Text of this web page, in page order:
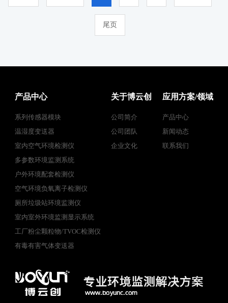
尾页
产品中心
系列传感器模块
温湿度变送器
室内空气环境检测仪
多参数环境监测系统
户外环境配套检测仪
空气环境负氧离子检测仪
厕所垃圾站环境监测仪
室内室外环境监测显示系统
工厂粉尘颗粒物/TVOC检测仪
有毒有害气体变送器
关于博云创
公司简介
公司团队
企业文化
应用方案/领域
产品中心
新闻动态
联系我们